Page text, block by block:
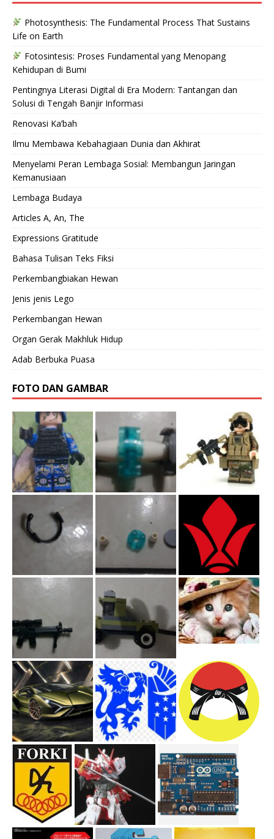
Photosynthesis: The Fundamental Process That Sustains
Life on Earth
Fotosintesis: Proses Fundamental yang Menopang
Kehidupan di Bumi
Pentingnya Literasi Digital di Era Modern: Tantangan dan
Solusi di Tengah Banjir Informasi
Renovasi Ka’bah
Ilmu Membawa Kebahagiaan Dunia dan Akhirat
Menyelami Peran Lembaga Sosial: Membangun Jaringan
Kemanusiaan
Lembaga Budaya
Articles A, An, The
Expressions Gratitude
Bahasa Tulisan Teks Fiksi
Perkembangbiakan Hewan
Jenis jenis Lego
Perkembangan Hewan
Organ Gerak Makhluk Hidup
Adab Berbuka Puasa
FOTO DAN GAMBAR